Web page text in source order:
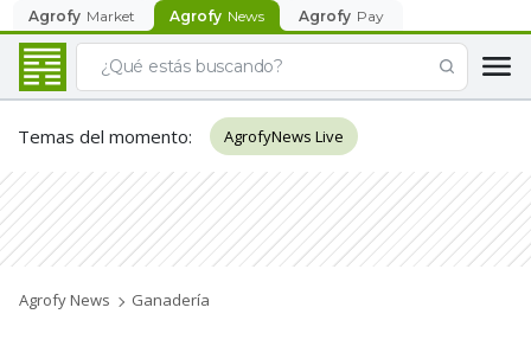
Agrofy Market Agrofy News Agrofy Pay
Temas del momento: AgrofyNews Live
Agrofy News Ganadería